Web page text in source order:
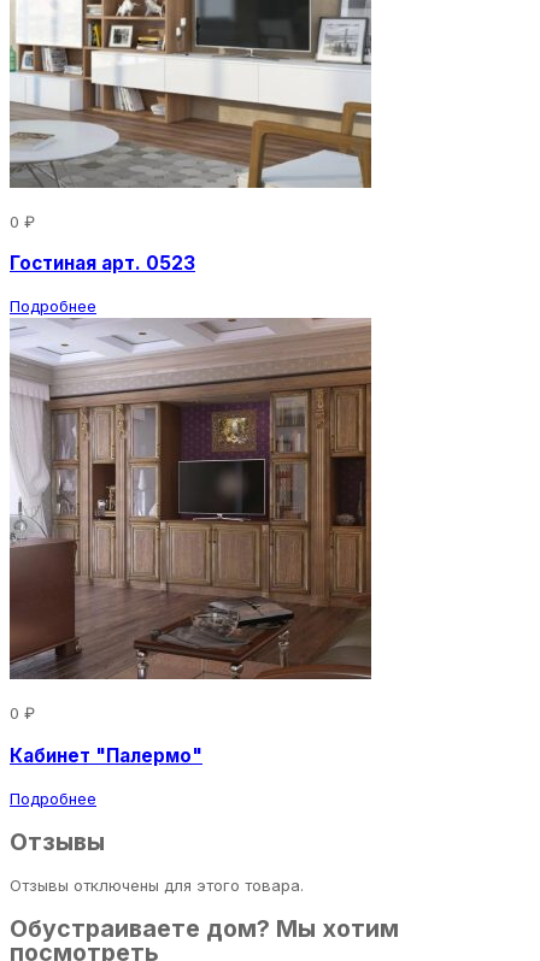
0 ₽
Гостиная арт. 0523
Подробнее
0 ₽
Кабинет "Палермо"
Подробнее
Отзывы
Отзывы отключены для этого товара.
Обустраиваете дом? Мы хотим
посмотреть